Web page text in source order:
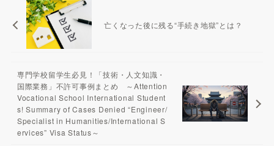
亡くなった後に残る“手続き地獄”とは？
専門学校留学生必見！「技術・人文知識・
国際業務」不許可事例まとめ ～Attention
Vocational School International Student
s! Summary of Cases Denied “Engineer/
Specialist in Humanities/International S
ervices” Visa Status～